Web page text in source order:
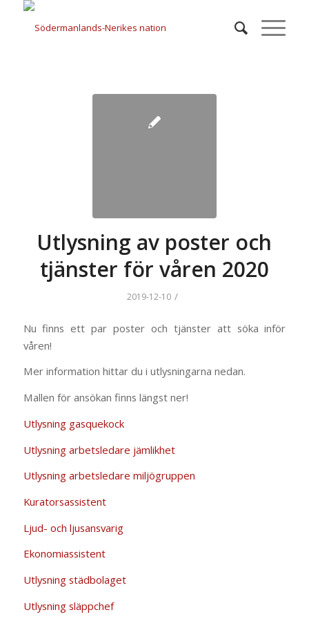
Utlysning av poster och
tjänster för våren 2020
2019-12-10 /
Nu finns ett par poster och tjänster att söka inför
våren!
Mer information hittar du i utlysningarna nedan.
Mallen för ansökan finns längst ner!
Utlysning gasquekock
Utlysning arbetsledare jämlikhet
Utlysning arbetsledare miljögruppen
Kuratorsassistent
Ljud- och ljusansvarig
Ekonomiassistent
Utlysning städbolaget
Utlysning släppchef